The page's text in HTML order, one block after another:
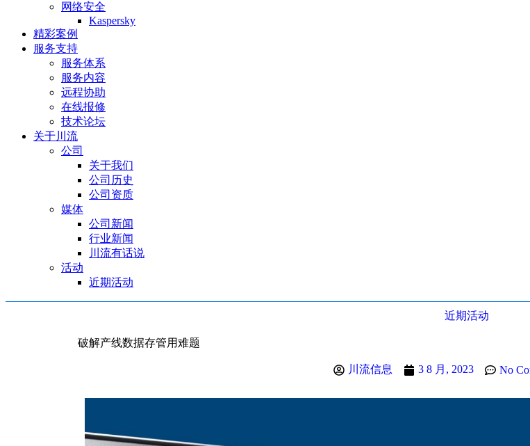
网络安全
Kaspersky
精彩案例
服务支持
服务体系
服务内容
远程协助
在线报修
技术论坛
关于川流
公司
关于我们
公司历史
公司资质
媒体
公司新闻
行业新闻
川流有话说
活动
近期活动
近期活动
破解产线数据存管用难题
川流信息 3 8 月, 2023 No